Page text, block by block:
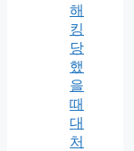
해
킹
당
했
을
때
대
처